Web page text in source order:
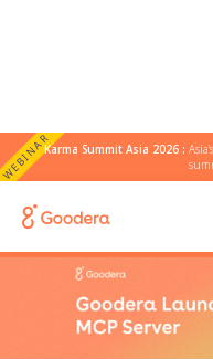
WEBINARKarma Summit Asia 2026 :
← Alle Blogs
Server auf den Markt bringt,
Freiwilligenarbeit in Echtzeit